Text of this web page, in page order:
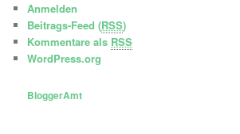
Anmelden
Beitrags-Feed (RSS)
Kommentare als RSS
WordPress.org
BloggerAmt